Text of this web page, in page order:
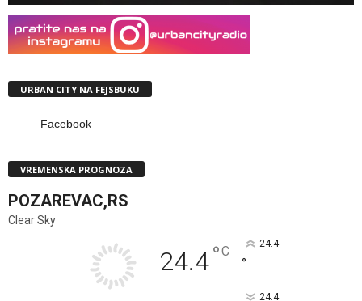
URBAN CITY NA FEJSBUKU
Facebook
VREMENSKA PROGNOZA
POZAREVAC,RS
Clear Sky
24.4°C 24.4
°
24.4